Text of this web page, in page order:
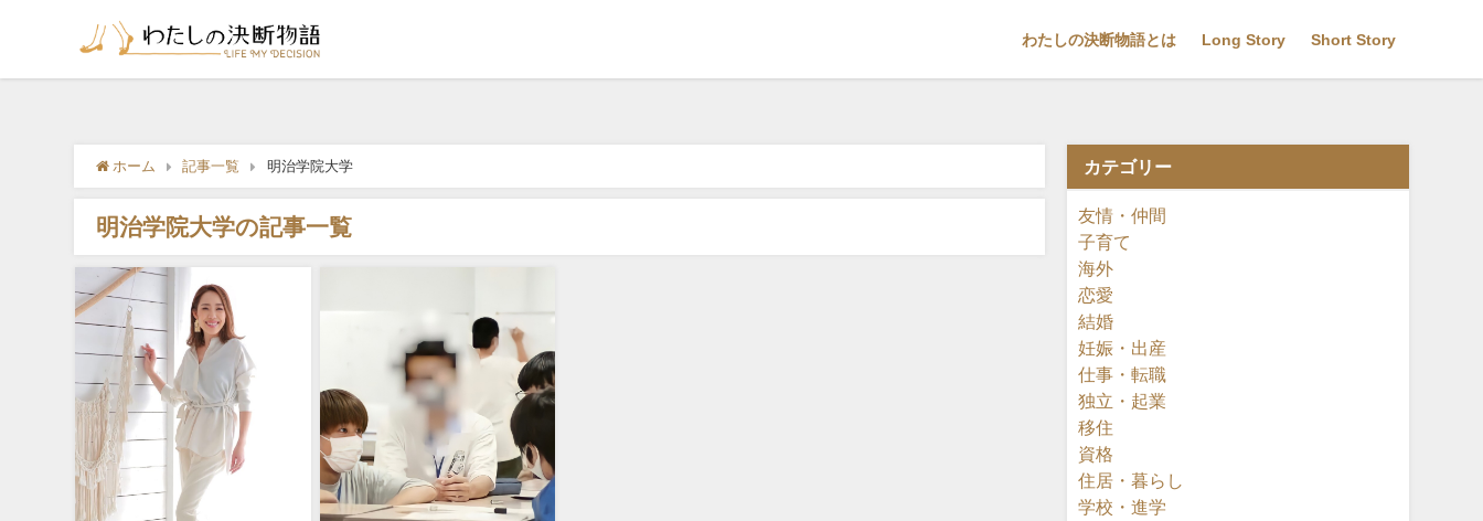
わたしの決断物語とは Long Story Short Story
ホーム 記事一覧 明治学院大学
明治学院大学の記事一覧
カテゴリー
友情・仲間
子育て
海外
恋愛
結婚
妊娠・出産
仕事・転職
独立・起業
移住
資格
住居・暮らし
学校・進学